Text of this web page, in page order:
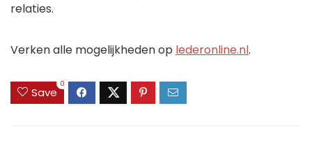
relaties.
Verken alle mogelijkheden op lederonline.nl.
Save
0